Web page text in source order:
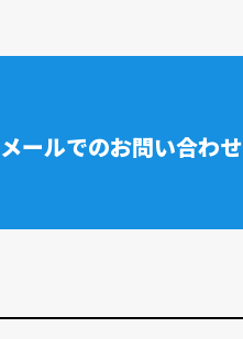
メールでのお問い合わせ